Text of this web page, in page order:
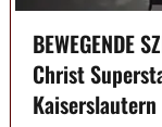
BEWEGENDE
Christ
Kaiserslautern